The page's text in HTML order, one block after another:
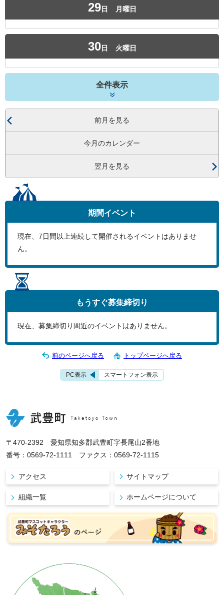
29日 月曜日
30日 火曜日
全件表示
前月を見る
今月のカレンダー
翌月を見る
期間イベント
現在、 7日間以上連続して開催されるイベントはありませ
ん。
もうすぐ募集締切り
現在、募集締切り間近のイベントはありません。
前のページへ戻る トップページへ戻る
PC表示 スマートフォン表示
〒470-2392 愛知県知多郡武豊町字長尾山2番地
番号：0569-72-1111 ファクス：0569-72-1115
アクセス サイトマップ
組織一覧 ホームページについて